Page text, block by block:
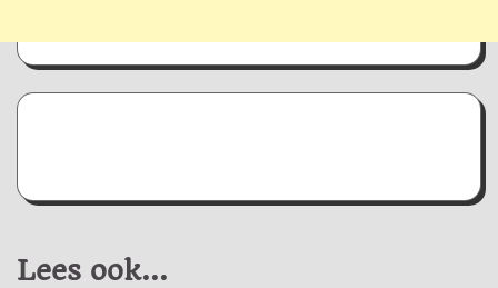
Lees ook...